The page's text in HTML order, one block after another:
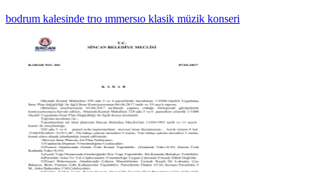
bodrum kalesinde trıo ımmersıo klasik müzik konseri